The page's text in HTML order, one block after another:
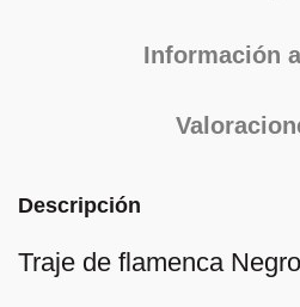
Información
Descripción
Traje de flamenca